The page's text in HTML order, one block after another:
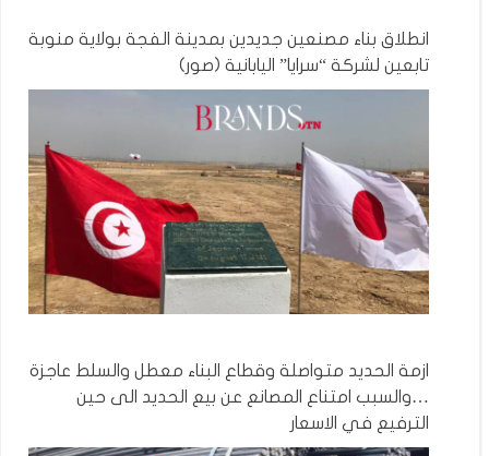
انطلاق بناء مصنعين جديدين بمدينة الفجة بولاية منوبة
تابعين لشركة “سرايا” اليابانية (صور)
ازمة الحديد متواصلة وقطاع البناء معطل والسلط عاجزة
…والسبب امتناع المصانع عن بيع الحديد الى حين
الترفيع في الاسعار